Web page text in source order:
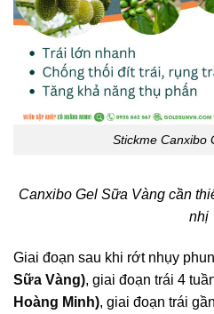
Stickme Canxibo
Canxibo Gel Sữa Vàng cần
nhị
Giai đoạn sau khi rớt nhụy phun
Sữa Vàng), giai đoạn trái 4
Hoàng Minh), giai đoạn trái